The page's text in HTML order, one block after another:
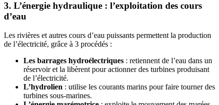
3. L’énergie hydraulique : l’exploitation des cours
d’eau
Les rivières et autres cours d’eau puissants permettent la production
de l’électricité, grâce à 3 procédés :
Les barrages hydroélectriques : retiennent de l’eau dans un
réservoir et la libèrent pour actionner des turbines produisant
de l’électricité.
L’hydrolien : utilise les courants marins pour faire tourner des
turbines sous-marines.